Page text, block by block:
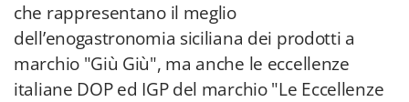
che rappresentano il meglio
dell’enogastronomia siciliana dei prodotti a
marchio "Giù Giù", ma anche le eccellenze
italiane DOP ed IGP del marchio "Le Eccellenze